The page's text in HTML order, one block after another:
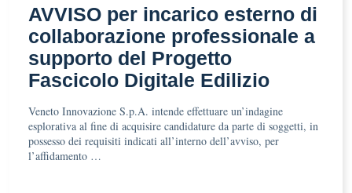
AVVISO per incarico esterno di
collaborazione professionale a
supporto del Progetto
Fascicolo Digitale Edilizio
Veneto Innovazione S.p.A. intende effettuare un’indagine
esplorativa al fine di acquisire candidature da parte di soggetti, in
possesso dei requisiti indicati all’interno dell’avviso, per
l’affidamento …